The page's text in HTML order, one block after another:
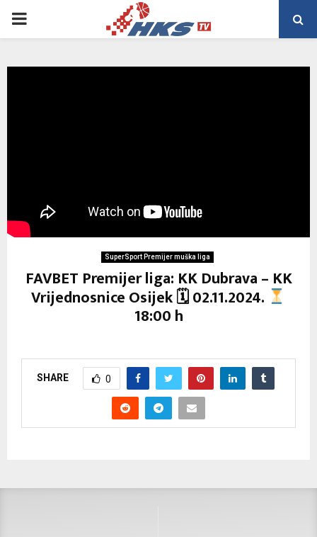
PRIMARY
SuperSport Premijer muška liga
FAVBET Premijer liga: KK Dubrava – KK
Vrijednosnice Osijek 🗓 02.11.2024.
18:00 h
SHARE 0